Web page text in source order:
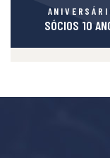
SÓCIOS 10